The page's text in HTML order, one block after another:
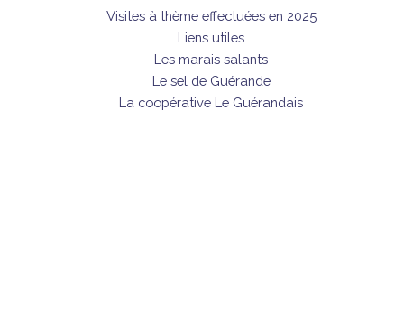
Visites à thème effectuées en 2025
Liens utiles
Les marais salants
Le sel de Guérande
La coopérative Le Guérandais